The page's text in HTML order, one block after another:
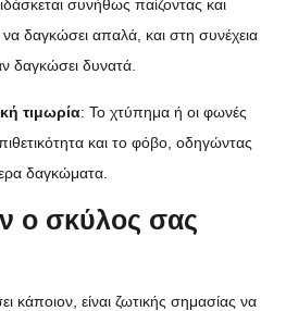
συνήθως παίζοντας και
δαγκώσει απαλά, και στη συνέχεια
δαγκώσει δυνατά.
τιμωρία: Το χτύπημα ή οι φωνές
και το φόβο, οδηγώντας
δαγκώματα.
ο σκύλος σας
κάποιον, είναι ζωτικής σημασίας να